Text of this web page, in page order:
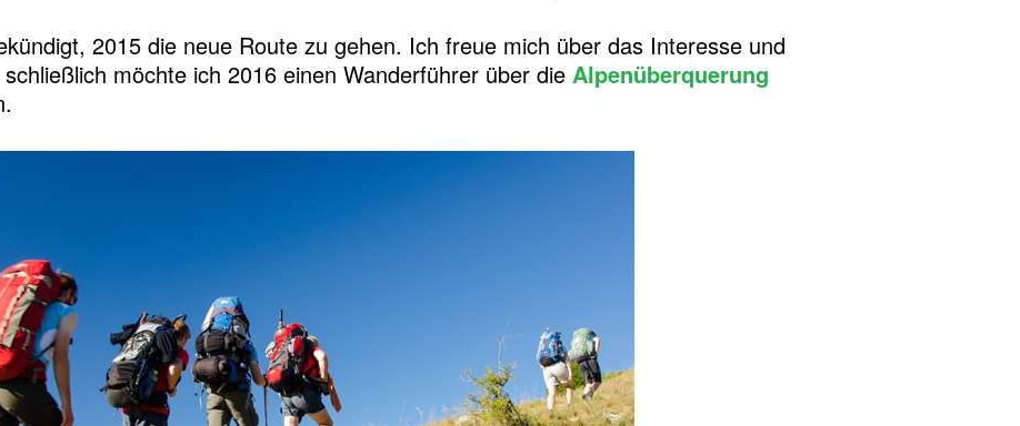
2015 die neue Route zu gehen. Ich freue mich über das Interesse und
möchte ich 2016 einen Wanderführer über die Alpenüberquerung